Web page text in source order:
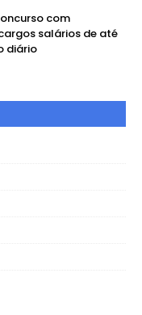
com
salários de até
diário